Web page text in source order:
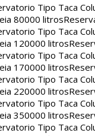
Tipo Taca
80000 litros
Tipo Taca
120000 litros
Tipo Taca
170000 litros
Tipo Taca
220000 litros
Tipo Taca
350000 litros
Tipo Taca